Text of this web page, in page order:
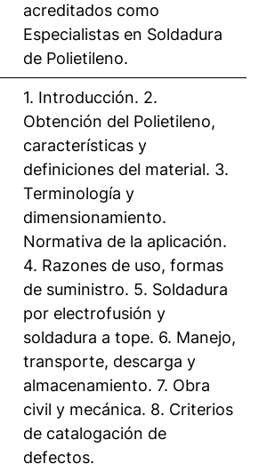
acreditados como
Especialistas en Soldadura
de Polietileno.
1. Introducción. 2.
Obtención del Polietileno,
características y
definiciones del material. 3.
Terminología y
dimensionamiento.
Normativa de la aplicación.
4. Razones de uso, formas
de suministro. 5. Soldadura
por electrofusión y
soldadura a tope. 6. Manejo,
transporte, descarga y
almacenamiento. 7. Obra
civil y mecánica. 8. Criterios
de catalogación de
defectos.